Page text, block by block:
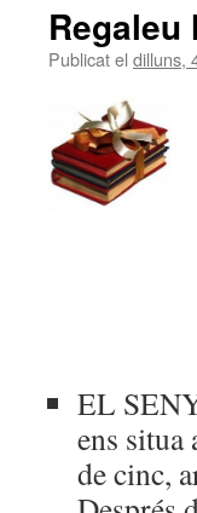
Publicat el dilluns,
EL
ens situa
de cinc,